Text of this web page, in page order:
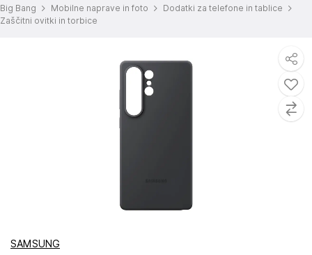
Big Bang Mobilne naprave in foto
Dodatki za telefone in tablice
Zaščitni ovitki in torbice
SAMSUNG